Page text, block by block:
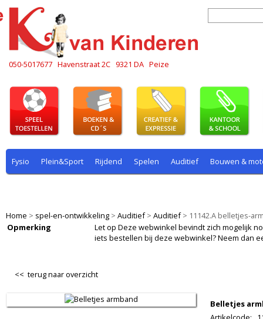
050-5017677 Havenstraat 2C 9321 DA Peize
Fysio Plein&Sport Rijdend Spelen Auditief Bouwen &
Home > spel-en-ontwikkeling > Auditief> Auditief> 11142.A belletjes-
Opmerking
Let op Deze webwinkel bevindt zich mogelijk
iets bestellen bij deze webwinkel? Neem dan
<< terug naar overzicht
Belletjes